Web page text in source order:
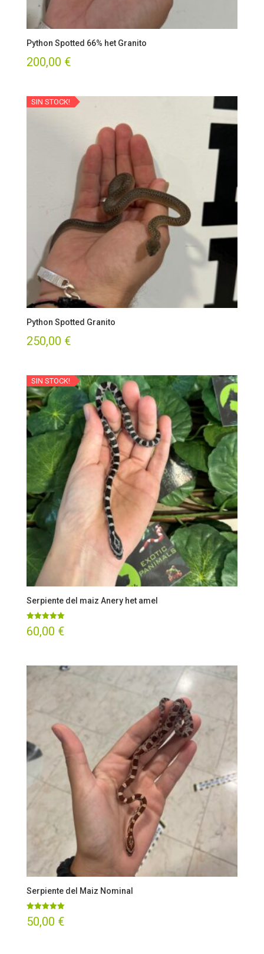
Python Spotted 66% het Granito
200,00 €
SIN STOCK!
Python Spotted Granito
250,00 €
SIN STOCK!
Serpiente del maiz Anery het amel
Valorado
con
60,00 €
Serpiente del Maiz Nominal
Valorado
con
50,00 €